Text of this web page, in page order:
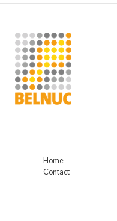
Home
Contact